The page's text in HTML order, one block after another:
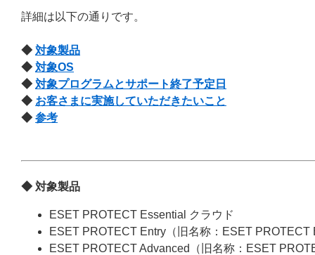
詳細は以下の通りです。
◆ 対象製品
◆ 対象OS
◆ 対象プログラムとサポート終了予定日
◆ お客さまに実施していただきたいこと
◆ 参考
◆ 対象製品
ESET PROTECT Essential クラウド
ESET PROTECT Entry（旧名称：ESET PROTECT
ESET PROTECT Advanced（旧名称：ESET